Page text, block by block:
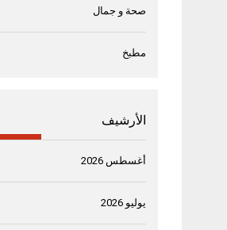
صحة و جمال
مطبخ
الأرشيف
أغسطس 2026
يوليو 2026